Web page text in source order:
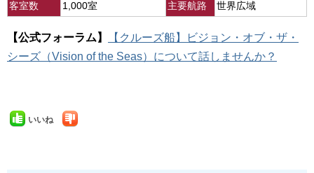
客室数
1,000室 主要航路 世界広域
【公式フォーラム】
【クルーズ船】ビジョン・オブ・ザ・
シーズ（Vision of the Seas）について話しませんか？
いいね